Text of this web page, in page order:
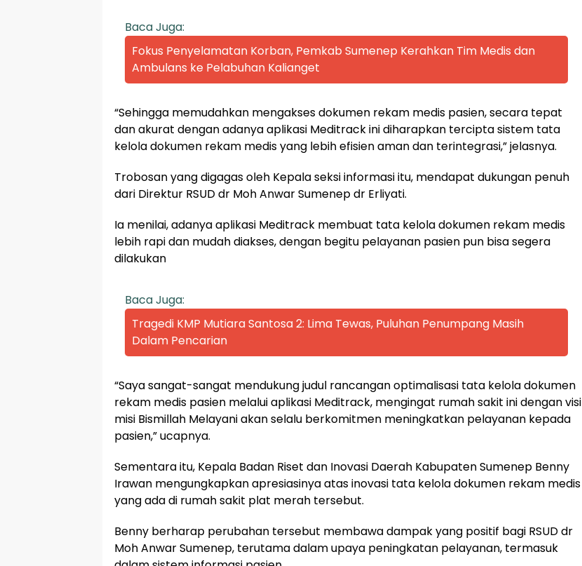
Baca Juga:
Fokus Penyelamatan Korban, Pemkab Sumenep Kerahkan Tim Medis dan
Ambulans ke Pelabuhan Kalianget
“Sehingga memudahkan mengakses dokumen rekam medis pasien, secara tepat
dan akurat dengan adanya aplikasi Meditrack ini diharapkan tercipta sistem tata
kelola dokumen rekam medis yang lebih efisien aman dan terintegrasi,” jelasnya.
Trobosan yang digagas oleh Kepala seksi informasi itu, mendapat dukungan penuh
dari Direktur RSUD dr Moh Anwar Sumenep dr Erliyati.
Ia menilai, adanya aplikasi Meditrack membuat tata kelola dokumen rekam medis
lebih rapi dan mudah diakses, dengan begitu pelayanan pasien pun bisa segera
dilakukan
Baca Juga:
Tragedi KMP Mutiara Santosa 2: Lima Tewas, Puluhan Penumpang Masih
Dalam Pencarian
“Saya sangat-sangat mendukung judul rancangan optimalisasi tata kelola dokumen
rekam medis pasien melalui aplikasi Meditrack, mengingat rumah sakit ini dengan visi
misi Bismillah Melayani akan selalu berkomitmen meningkatkan pelayanan kepada
pasien,” ucapnya.
Sementara itu, Kepala Badan Riset dan Inovasi Daerah Kabupaten Sumenep Benny
Irawan mengungkapkan apresiasinya atas inovasi tata kelola dokumen rekam medis
yang ada di rumah sakit plat merah tersebut.
Benny berharap perubahan tersebut membawa dampak yang positif bagi RSUD dr
Moh Anwar Sumenep, terutama dalam upaya peningkatan pelayanan, termasuk